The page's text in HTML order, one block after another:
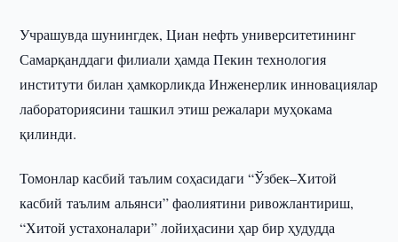
Учрашувда шунингдек, Циан нефть университетининг
Самарқанддаги филиали ҳамда Пекин технология
институти билан ҳамкорликда Инженерлик инновациялар
лабораториясини ташкил этиш режалари муҳокама
қилинди.
Томонлар касбий таълим соҳасидаги “Ўзбек–Хитой
касбий таълим альянси” фаолиятини ривожлантириш,
“Хитой устахоналари” лойиҳасини ҳар бир ҳудудда